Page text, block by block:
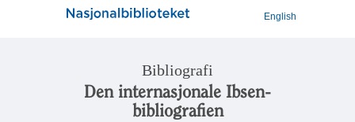
English
Bibliografi
Den internasjonale Ibsen-
bibliografien